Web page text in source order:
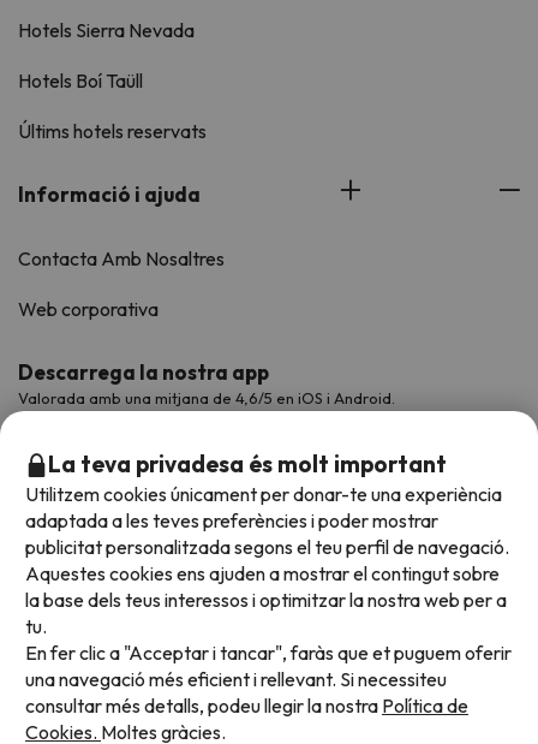
Hotels Sierra Nevada
Hotels Boí Taüll
Últims hotels reservats
Informació i ajuda
Contacta Amb Nosaltres
Web corporativa
Descarrega la nostra app
Valorada amb una mitjana de 4,6/5 en iOS i Android.
Acceptem
La teva privadesa és molt important
Utilitzem cookies únicament per donar-te una experiència
adaptada a les teves preferències i poder mostrar
publicitat personalitzada segons el teu perfil de navegació.
Aquestes cookies ens ajuden a mostrar el contingut sobre
la base dels teus interessos i optimitzar la nostra web per a
tu.
En fer clic a "Acceptar i tancar", faràs que et puguem oferir
una navegació més eficient i rellevant. Si necessiteu
consultar més detalls, podeu llegir la nostra Política de
Cookies. Moltes gràcies.